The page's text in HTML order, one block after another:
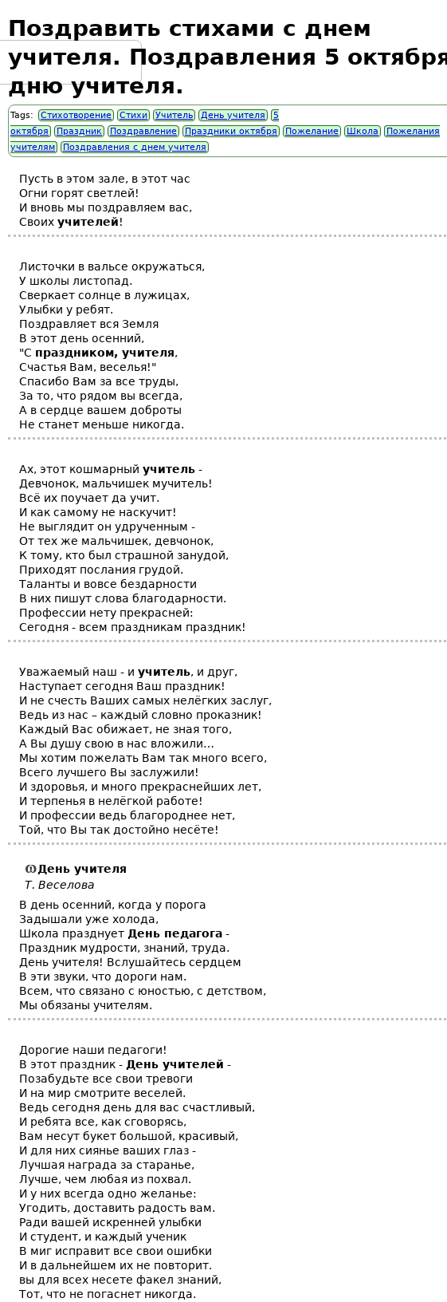
Поздравить стихами с днем
учителя. Поздравления 5
дню учителя.
Tags: Стихотворение Стихи Учитель День учителя
5
октября
Праздник Поздравление Праздники октября Пожелание Школа
Пожелания
учителям
Поздравления с днем учителя
Пусть в этом зале, в этот час
Огни горят светлей!
И вновь мы поздравляем вас,
Своих учителей!
Листочки в вальсе окружаться,
У школы листопад.
Сверкает солнце в лужицах,
Улыбки у ребят.
Поздравляет вся Земля
В этот день осенний,
"С праздником, учителя,
Счастья Вам, веселья!"
Спасибо Вам за все труды,
За то, что рядом вы всегда,
А в сердце вашем доброты
Не станет меньше никогда.
Ах, этот кошмарный учитель -
Девчонок, мальчишек мучитель!
Всё их поучает да учит.
И как самому не наскучит!
Не выглядит он удрученным -
От тех же мальчишек, девчонок,
К тому, кто был страшной занудой,
Приходят послания грудой.
Таланты и вовсе бездарности
В них пишут слова благодарности.
Профессии нету прекрасней:
Сегодня - всем праздникам праздник!
Уважаемый наш - и учитель, и друг,
Наступает сегодня Ваш праздник!
И не счесть Ваших самых нелёгких заслуг,
Ведь из нас – каждый словно проказник!
Каждый Вас обижает, не зная того,
А Вы душу свою в нас вложили…
Мы хотим пожелать Вам так много всего,
Всего лучшего Вы заслужили!
И здоровья, и много прекраснейших лет,
И терпенья в нелёгкой работе!
И профессии ведь благороднее нет,
Той, что Вы так достойно несёте!
День учителя
Т. Веселова
В день осенний, когда у порога
Задышали уже холода,
Школа празднует День педагога -
Праздник мудрости, знаний, труда.
День учителя! Вслушайтесь сердцем
В эти звуки, что дороги нам.
Всем, что связано с юностью, с детством,
Мы обязаны учителям.
Дорогие наши педагоги!
В этот праздник - День учителей -
Позабудьте все свои тревоги
И на мир смотрите веселей.
Ведь сегодня день для вас счастливый,
И ребята все, как сговорясь,
Вам несут букет большой, красивый,
И для них сиянье ваших глаз -
Лучшая награда за старанье,
Лучше, чем любая из похвал.
И у них всегда одно желанье:
Угодить, доставить радость вам.
Ради вашей искренней улыбки
И студент, и каждый ученик
В миг исправит все свои ошибки
И в дальнейшем их не повторит.
вы для всех несете факел знаний,
Тот, что не погаснет никогда.